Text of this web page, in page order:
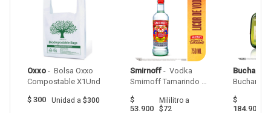
Oxxo - Bolsa Oxxo
$ 300 Unidad a $300
Smirnoff - Vodka
Smirnoff Tamarindo
$
53.900
Mililitroa
$72
$
184.900